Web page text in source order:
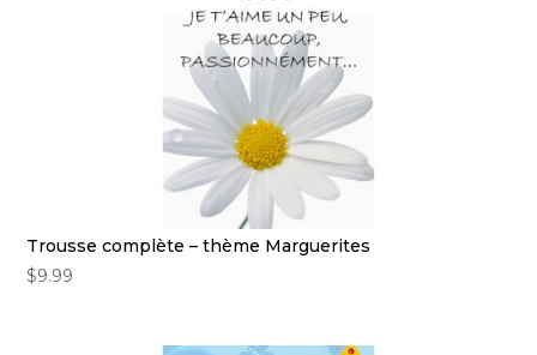
Trousse complète – thème Marguerites
$9.99